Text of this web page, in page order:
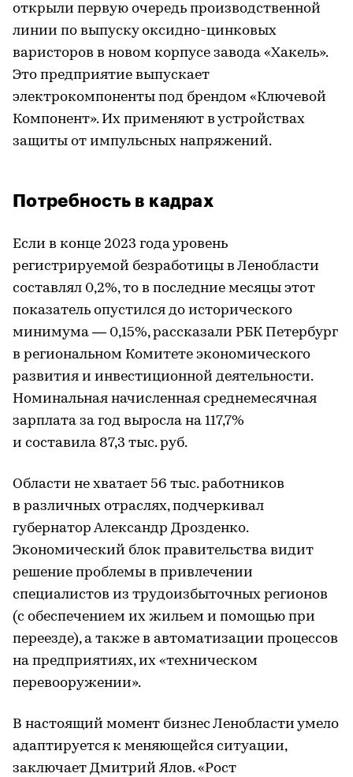
открыли первую очередь производственной
линии по выпуску оксидно-цинковых
варисторов в новом корпусе завода «Хакель».
Это предприятие выпускает
электрокомпоненты под брендом «Ключевой
Компонент». Их применяют в устройствах
защиты от импульсных напряжений.
Потребность в кадрах
Если в конце 2023 года уровень
регистрируемой безработицы в Ленобласти
составлял 0,2%, то в последние месяцы этот
показатель опустился до исторического
минимума — 0,15%, рассказали РБК Петербург
в региональном Комитете экономического
развития и инвестиционной деятельности.
Номинальная начисленная среднемесячная
зарплата за год выросла на 117,7%
и составила 87,3 тыс. руб.
Области не хватает 56 тыс. работников
в различных отраслях, подчеркивал
губернатор Александр Дрозденко.
Экономический блок правительства видит
решение проблемы в ‌привлечении
специалистов из трудоизбыточных регионов
(с обеспечением их жильем и помощью при
переезде), а также в автоматизации процессов
на предприятиях, их «техническом
перевооружении».
В настоящий момент бизнес Ленобласти умело
адаптируется к меняющейся ситуации,
заключает Дмитрий Ялов. «Рост